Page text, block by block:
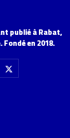
publié à Rabat,
en 2018.